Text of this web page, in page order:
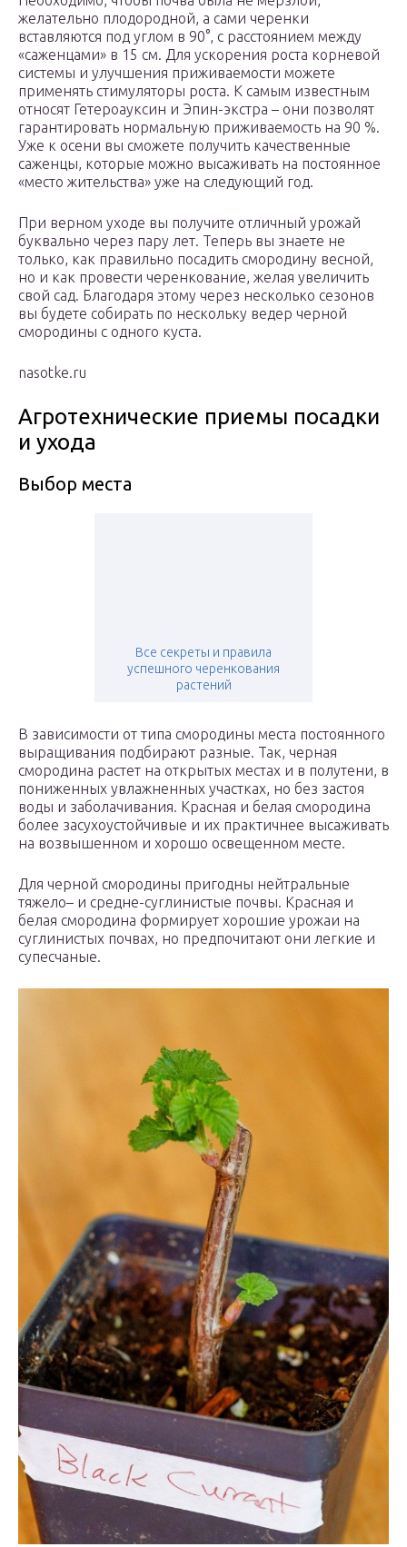
желательно плодородной, а сами черенки
вставляются под углом в 90°, с расстоянием между
«саженцами» в 15 см. Для ускорения роста корневой
системы и улучшения приживаемости можете
применять стимуляторы роста. К самым известным
относят Гетероауксин и Эпин-экстра – они позволят
гарантировать нормальную приживаемость на 90 %.
Уже к осени вы сможете получить качественные
саженцы, которые можно высаживать на постоянное
«место жительства» уже на следующий год.
При верном уходе вы получите отличный урожай
буквально через пару лет. Теперь вы знаете не
только, как правильно посадить смородину весной,
но и как провести черенкование, желая увеличить
свой сад. Благодаря этому через несколько сезонов
вы будете собирать по нескольку ведер черной
смородины с одного куста.
nasotke.ru
Агротехнические приемы посадки
и ухода
Выбор места
Все секреты и правила
успешного черенкования
растений
В зависимости от типа смородины места постоянного
выращивания подбирают разные. Так, черная
смородина растет на открытых местах и в полутени, в
пониженных увлажненных участках, но без застоя
воды и заболачивания. Красная и белая смородина
более засухоустойчивые и их практичнее высаживать
на возвышенном и хорошо освещенном месте.
Для черной смородины пригодны нейтральные
тяжело– и средне-суглинистые почвы. Красная и
белая смородина формирует хорошие урожаи на
суглинистых почвах, но предпочитают они легкие и
супесчаные.